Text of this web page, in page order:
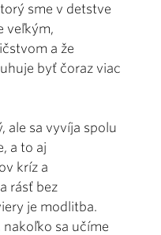
sme v detstve
veľkým,
a že
byť čoraz viac
ale sa vyvíja spolu
a to aj
kríz a
rásť bez
je modlitba.
nakoľko sa učíme